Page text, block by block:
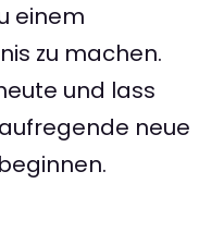
einem
zu machen.
und lass
neue